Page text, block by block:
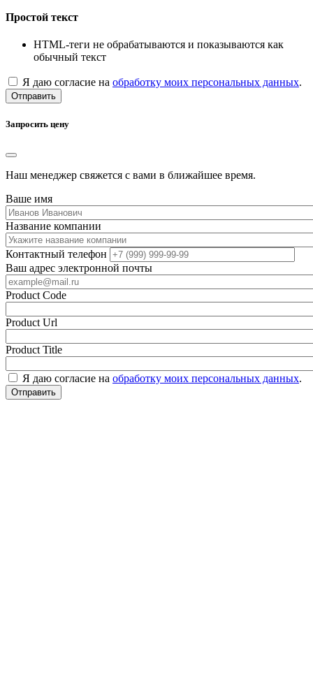
Простой текст
HTML-теги не обрабатываются и показываются как
обычный текст
Я даю согласие на обработку моих персональных данных.
Отправить
Запросить цену
Наш менеджер свяжется с вами в ближайшее время.
Ваше имя
Название компании
Контактный телефон
Ваш адрес электронной почты
Product Code
Product Url
Product Title
Я даю согласие на обработку моих персональных данных.
Отправить